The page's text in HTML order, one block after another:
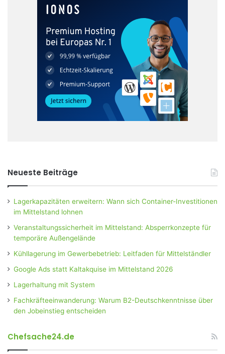
Neueste Beiträge
Lagerkapazitäten erweitern: Wann sich Container-Investitionen
im Mittelstand lohnen
Veranstaltungssicherheit im Mittelstand: Absperrkonzepte für
temporäre Außengelände
Kühllagerung im Gewerbebetrieb: Leitfaden für Mittelständler
Google Ads statt Kaltakquise im Mittelstand 2026
Lagerhaltung mit System
Fachkräfteeinwanderung: Warum B2-Deutschkenntnisse über
den Jobeinstieg entscheiden
Chefsache24.de